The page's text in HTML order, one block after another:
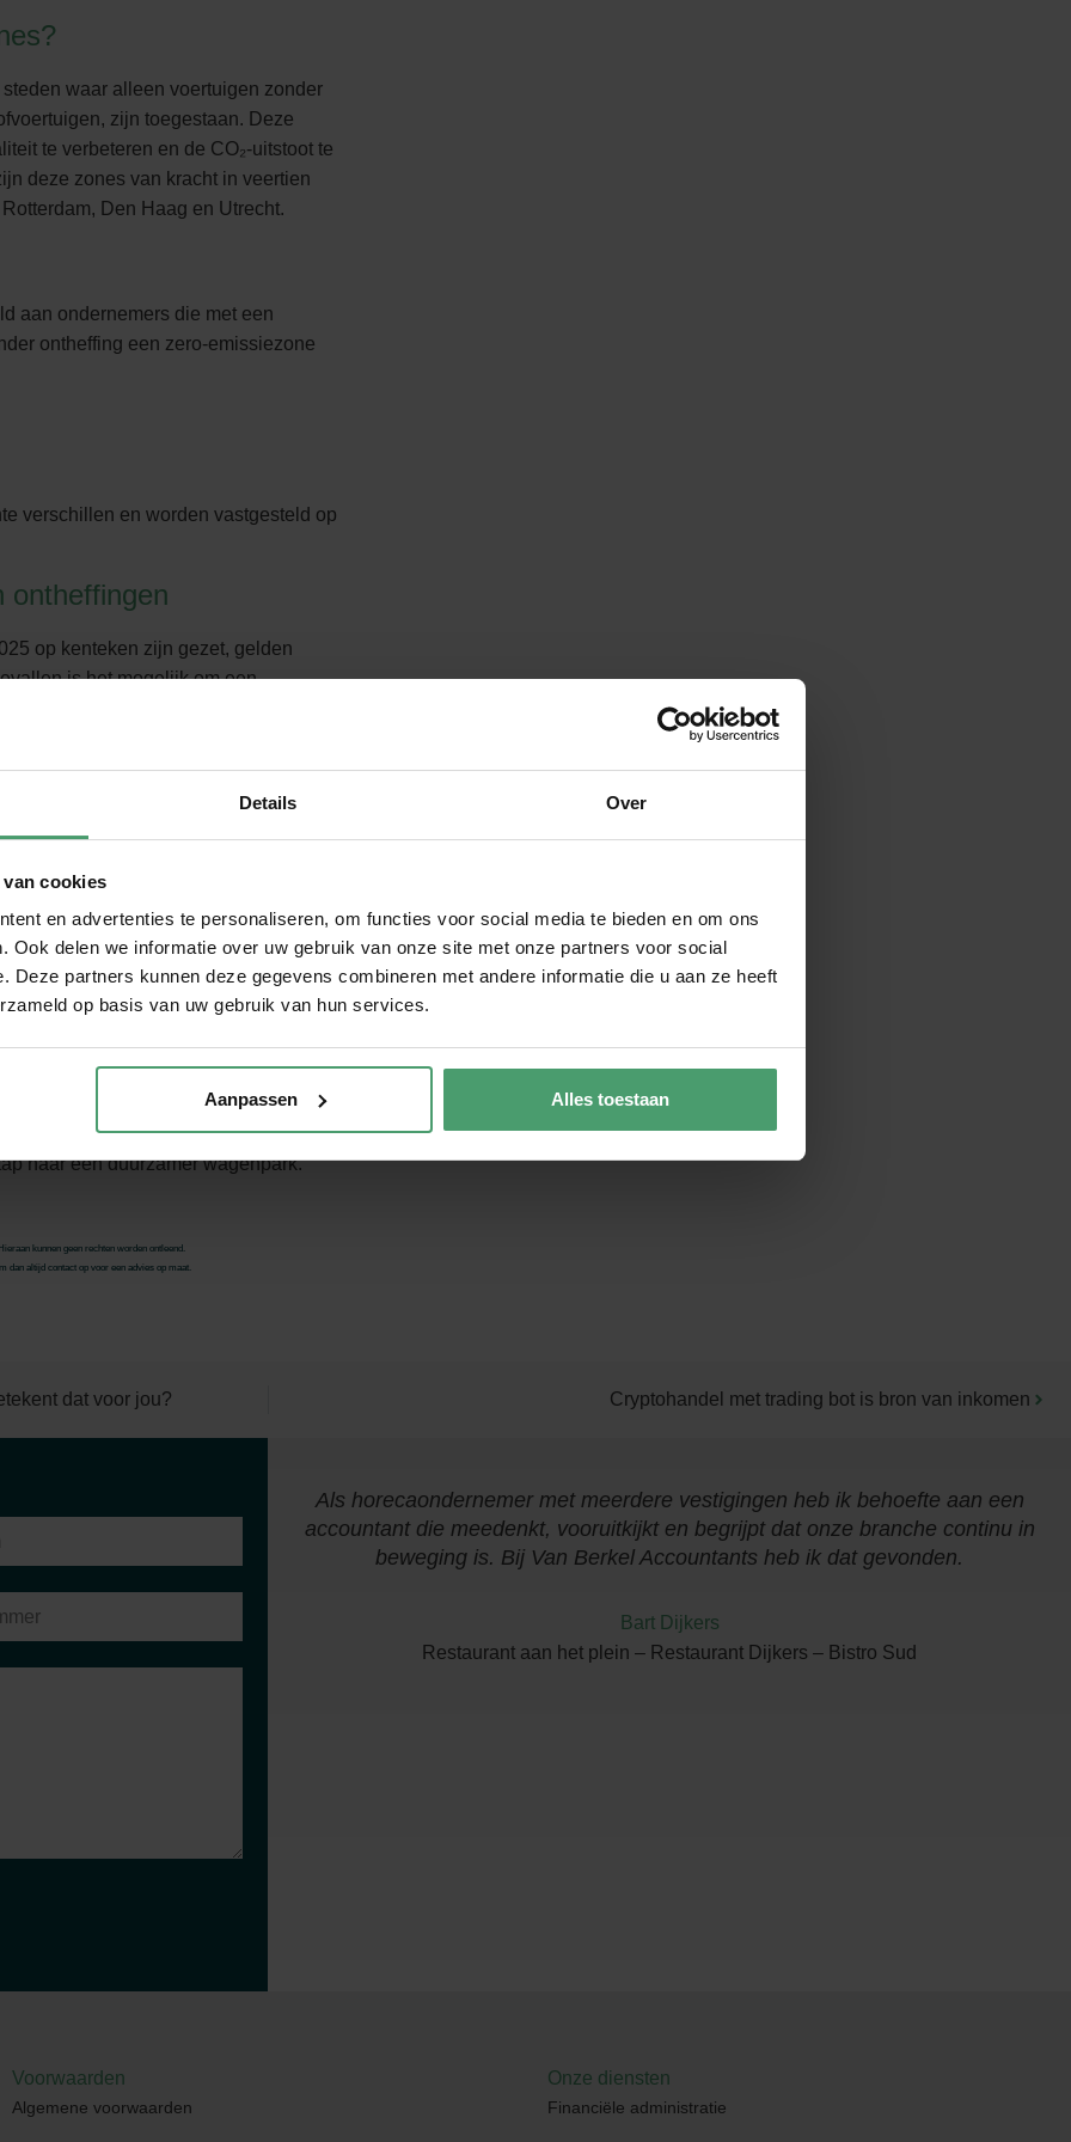
Details Over
cookies
en advertenties te personaliseren, om functies voor social media te bieden en om ons
Ook delen we informatie over uw gebruik van onze site met onze partners voor social
Deze partners kunnen deze gegevens combineren met andere informatie die u aan ze heeft
op basis van uw gebruik van hun services.
Aanpassen Alles toestaan
waar alleen voertuigen zonder
zijn toegestaan. Deze
te verbeteren en de CO₂-uitstoot te
deze zones van kracht in veertien
Den Haag en Utrecht.
aan ondernemers die met een
ontheffing een zero-emissiezone
verschillen en worden vastgesteld op
ontheffingen
op kenteken zijn gezet, gelden
is het mogelijk om een
als het voertuig alleen privé wordt
met een handicap.
de kentekencheck om te zien of je
emissiezones.
in elektrische of
te voorkomen en bij te dragen aan een
je te adviseren over fiscale
naar een duurzamer wagenpark.
kunnen geen rechten worden ontleend.
dan altijd contact op voor een advies op maat.
dat voor jou? Cryptohandel met trading bot is bron van inkomen
ik van week tot week op
drempel om vragen te
Als horecaondernemer met meerdere vestigingen heb ik behoefte aan een
accountant die meedenkt, vooruitkijkt en begrijpt dat onze branche continu in
beweging is. Bij Van Berkel Accountants heb ik dat gevonden.
Bart Dijkers
Restaurant aan het plein – Restaurant Dijkers – Bistro Sud
Voorwaarden
Algemene voorwaarden
Onze diensten
Financiële administratie